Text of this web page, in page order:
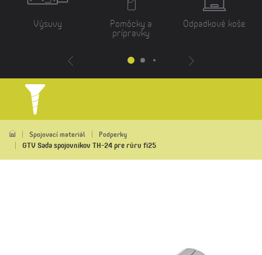
Výsuvy Pomôcky a
prípravky
Odpadkové koše
Spojovací materiál Podperky
GTV Sada spojovnikov TH-24 pre rúru fi25